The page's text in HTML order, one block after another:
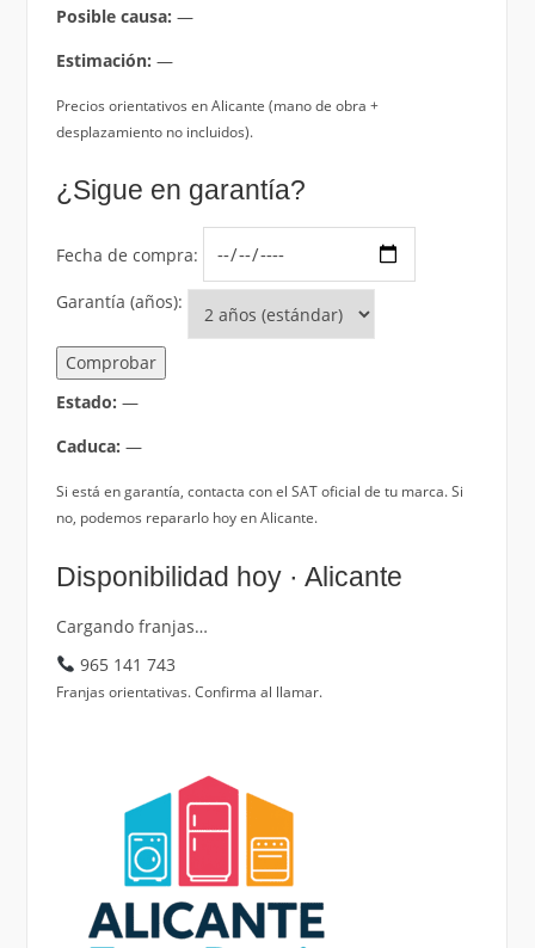
Posible causa: —
Estimación: —
Precios orientativos en Alicante (mano de obra +
desplazamiento no incluidos).
¿Sigue en garantía?
Fecha de compra:
Garantía (años):
Comprobar
Estado: —
Caduca: —
Si está en garantía, contacta con el SAT oficial de tu marca. Si
no, podemos repararlo hoy en Alicante.
Disponibilidad hoy · Alicante
Cargando franjas…
965 141 743
Franjas orientativas. Confirma al llamar.